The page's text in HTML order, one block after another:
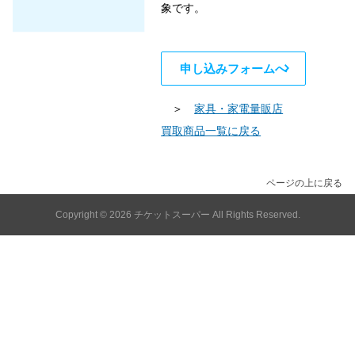
象です。
申し込みフォームへ
＞家具・家電量販店
買取商品一覧に戻る
ページの上に戻る
Copyright © 2026 チケットスーパー All Rights Reserved.